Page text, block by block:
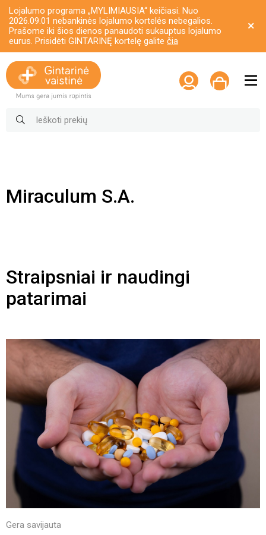
Lojalumo programa „MYLIMIAUSIA“ keičiasi. Nuo
2026.09.01 nebankinės lojalumo kortelės nebegalios.
Prašome iki šios dienos panaudoti sukauptus lojalumo
eurus. Prisidėti GINTARINĘ kortelę galite čia
Miraculum S.A.
Straipsniai ir naudingi
patarimai
Gera savijauta